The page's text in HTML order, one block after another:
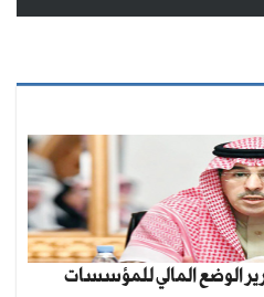
الوضع المالي للمؤسسات